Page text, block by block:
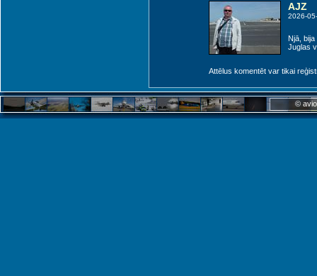
AJZ
2026-
Njā,
Juglas
Attēlus komentēt var tikai
©